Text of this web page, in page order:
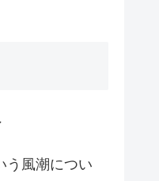
う風潮につい